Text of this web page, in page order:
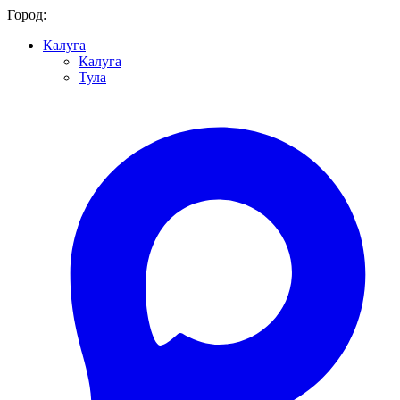
Город:
Калуга
Калуга
Тула